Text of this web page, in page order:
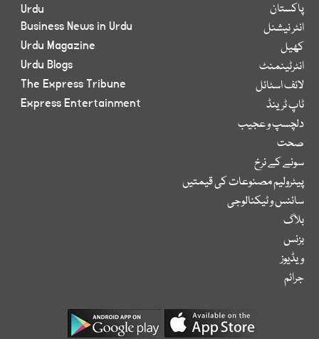
پاکستان
انٹر نیشنل
کھیل
انٹرٹینمنٹ
لائف اسٹائل
ٹاپ ٹرینڈ
دلچسپ و عجیب
صحت
سونے کے نرخ
پیٹرولیم مصنوعات کی قیمتیں
سائنس و ٹیکنالوجی
بلاگ
بزنس
ویڈیوز
جرائم
Urdu
Business News in Urdu
Urdu Magazine
Urdu Blogs
The Express Tribune
Express Entertainment